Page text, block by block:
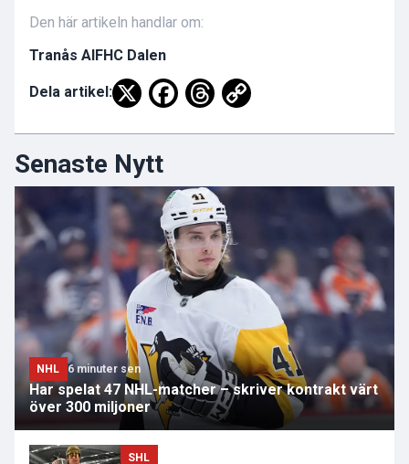
Den här artikeln handlar om:
Tranås AIFHC Dalen
Dela artikel:
Senaste Nytt
NHL 6 minuter sen
Har spelat 47 NHL-matcher – skriver kontrakt värt
över 300 miljoner
SHL